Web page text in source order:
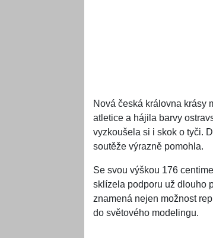
Nová česká královna krásy
atletice a hájila barvy
vyzkoušela si i skok o tyči.
soutěže výrazně pomohla.
Se svou výškou 176
sklízela podporu už dlouho
znamená nejen možnost
do světového modelingu.